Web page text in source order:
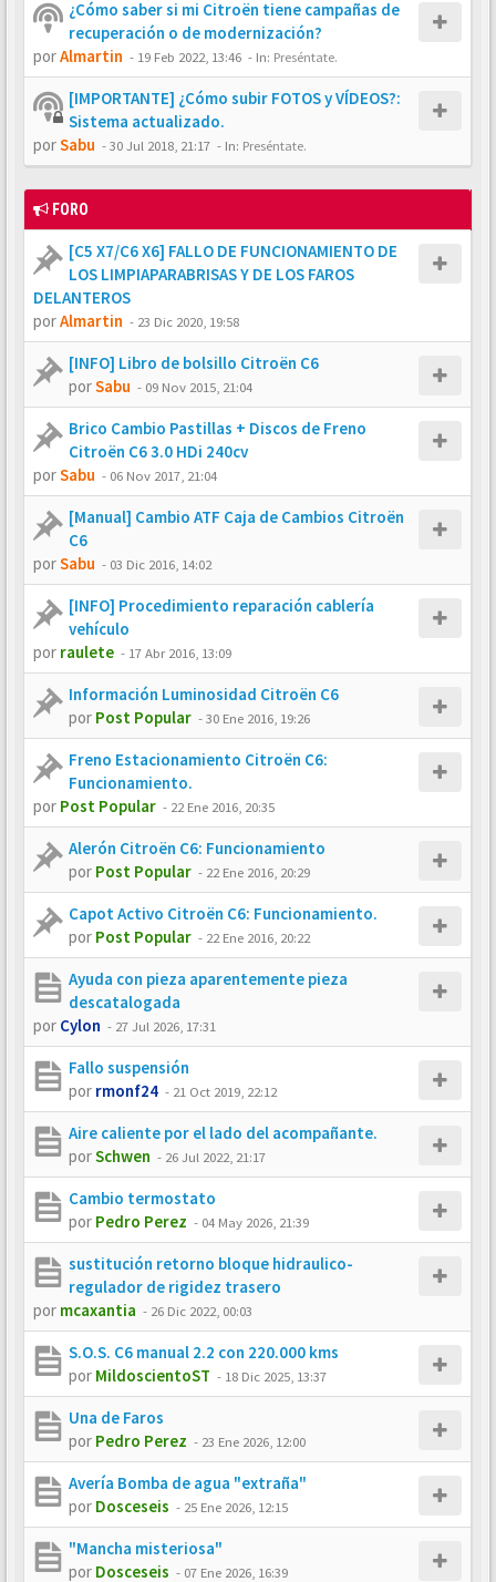
¿Cómo saber si mi Citroën tiene campañas de
recuperación o de modernización?
porAlmartin - 19 Feb 2022, 13:46 - In: Preséntate.
[IMPORTANTE] ¿Cómo subir FOTOS y VÍDEOS?:
Sistema actualizado.
porSabu -30 Jul 2018, 21:17 - In: Preséntate.
FORO
[C5 X7/C6 X6] FALLO DE FUNCIONAMIENTO DE
LOS LIMPIAPARABRISAS Y DE LOS FAROS
DELANTEROS
porAlmartin - 23 Dic 2020, 19:58
[INFO] Libro de bolsillo Citroën C6
porSabu - 09 Nov 2015, 21:04
Brico Cambio Pastillas + Discos de Freno
Citroën C6 3.0 HDi 240cv
porSabu - 06 Nov 2017, 21:04
[Manual] Cambio ATF Caja de Cambios Citroën
C6
porSabu - 03 Dic 2016, 14:02
[INFO] Procedimiento reparación cablería
vehículo
por raulete - 17 Abr 2016, 13:09
Información Luminosidad Citroën C6
por Post Popular -30 Ene 2016, 19:26
Freno Estacionamiento Citroën C6:
Funcionamiento.
por Post Popular - 22 Ene 2016, 20:35
Alerón Citroën C6: Funcionamiento
por Post Popular - 22 Ene 2016, 20:29
Capot Activo Citroën C6: Funcionamiento.
por Post Popular - 22 Ene 2016, 20:22
Ayuda con pieza aparentemente pieza
descatalogada
por Cylon - 27 Jul 2026, 17:31
Fallo suspensión
por rmonf24 - 21 Oct 2019, 22:12
Aire caliente por el lado del acompañante.
porSchwen - 26 Jul 2022, 21:17
Cambio termostato
por Pedro Perez - 04 May 2026, 21:39
sustitución retorno bloque hidraulico-
regulador de rigidez trasero
por mcaxantia - 26 Dic 2022, 00:03
S.O.S. C6 manual 2.2 con 220.000 kms
por MildoscientoST - 18 Dic 2025, 13:37
Una de Faros
por Pedro Perez - 23 Ene 2026, 12:00
Avería Bomba de agua "extraña"
por Dosceseis - 25 Ene 2026, 12:15
"Mancha misteriosa"
por Dosceseis - 07 Ene 2026, 16:39